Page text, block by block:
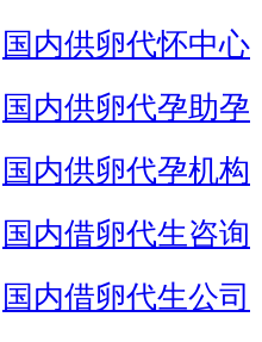
国内供卵代怀中心
国内供卵代孕助孕
国内供卵代孕机构
国内借卵代生咨询
国内借卵代生公司